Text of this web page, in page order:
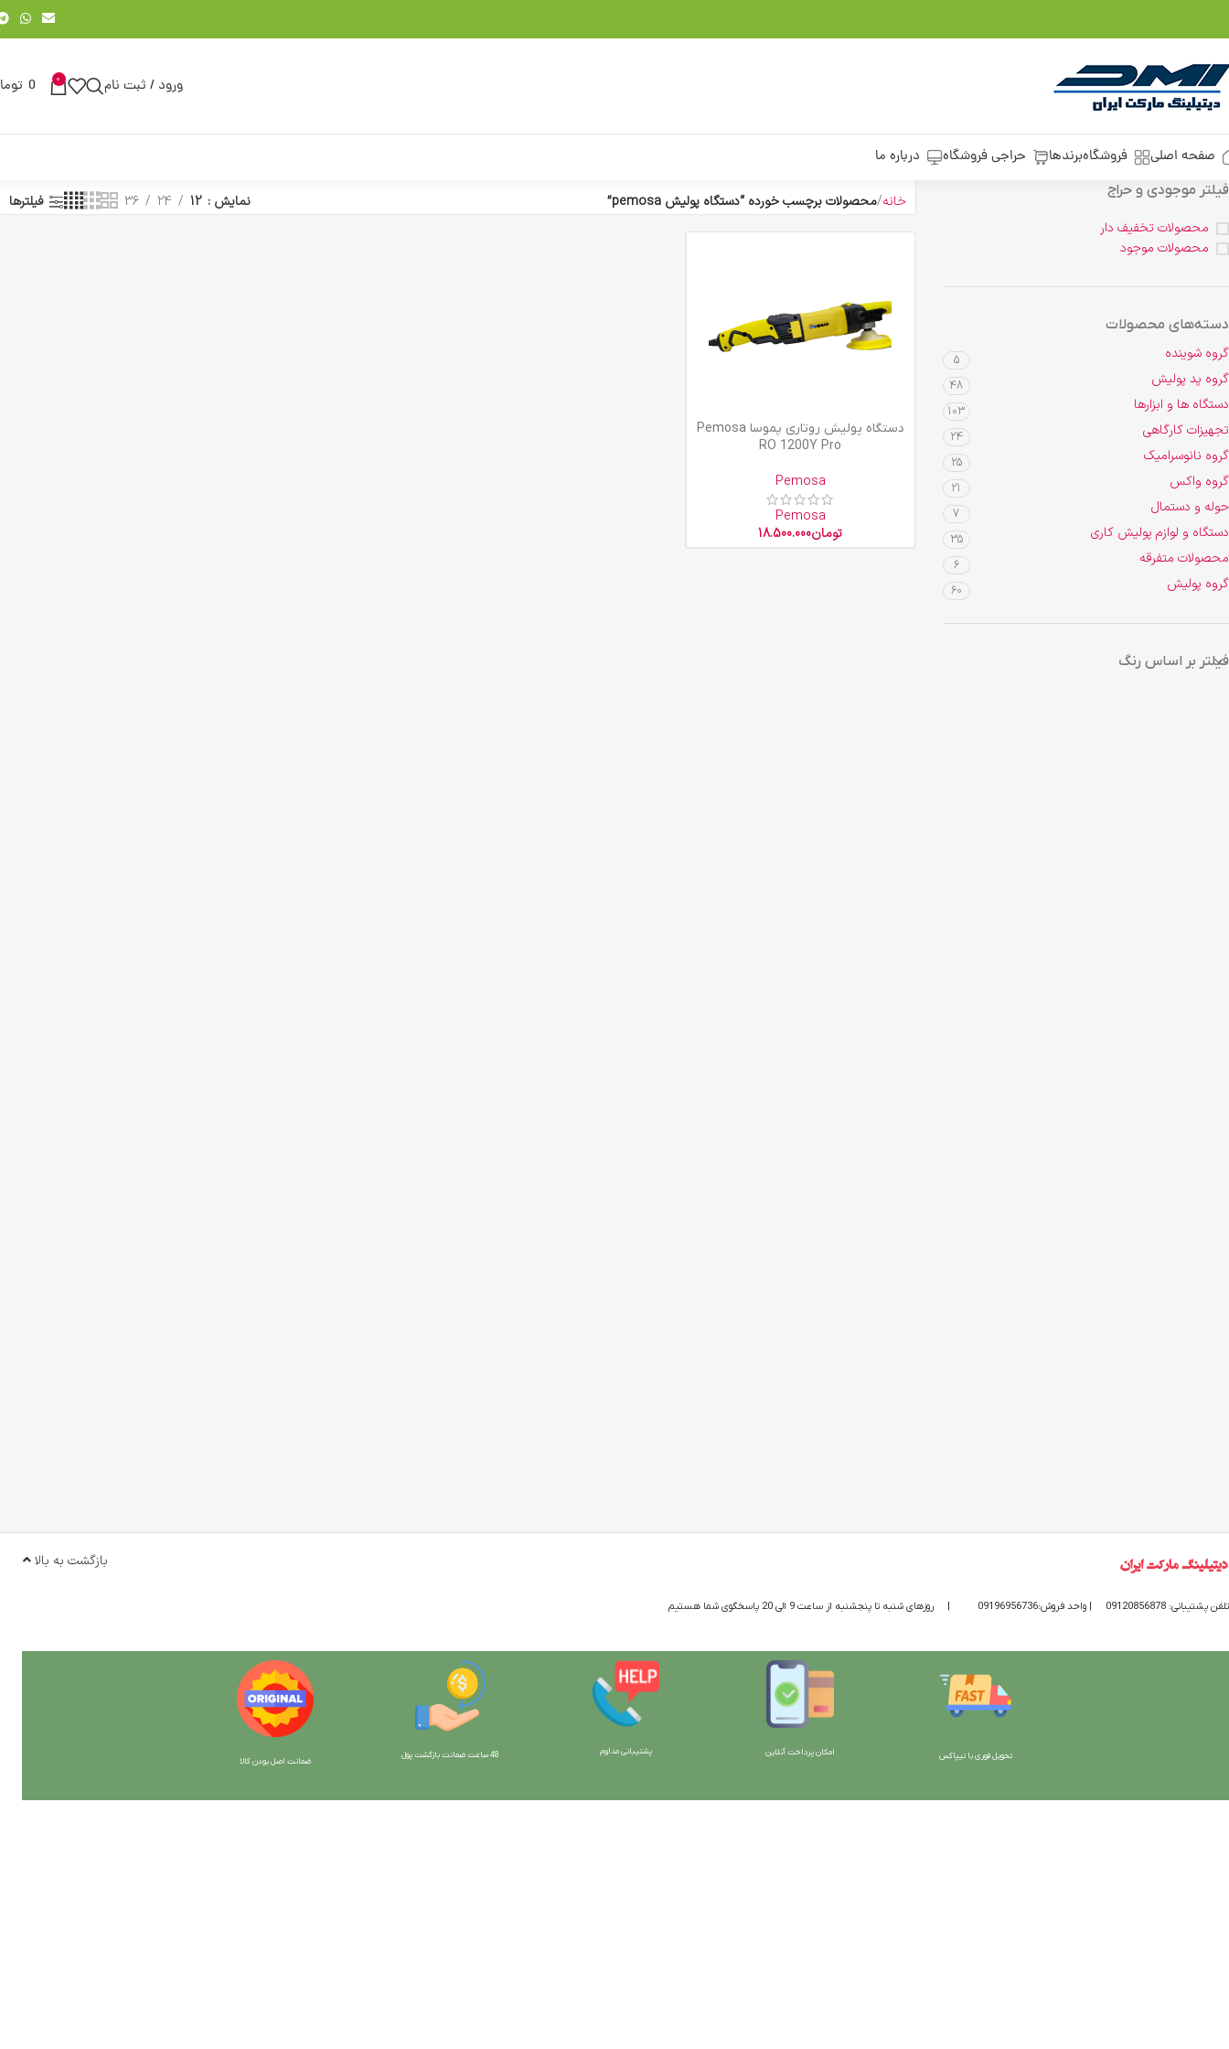
ورود / ثبت نام 0
0
صفحه اصلی فروشگاهبرندها حراجی فروشگاه درباره ما
فیلتر موجودی و حراج
محصولات تخفیف دار
محصولات موجود
دسته‌های محصولات
گروه شوینده 5
گروه پد پولیش 48
دستگاه ها و ابزارها 103
تجهیزات کارگاهی 24
گروه نانوسرامیک 25
گروه واکس 21
حوله و دستمال 7
دستگاه و لوازم پولیش کاری 35
محصولات متفرقه 6
گروه پولیش 60
فیلتر بر اساس رنگ
خانه محصولات برچسب خورده “دستگاه پولیش pemosa” نمایش 12
24
36 فیلترها
افزودن به سبد خرید
دستگاه پولیش روتاری پموسا Pemosa
RO 1200Y Pro
Pemosa
Pemosa
تومان18.500.000
تلفن پشتیبانی: 09120856878 | واحد فروش:09196956736 | روزهای شنبه تا پنجشنبه از ساعت 9 الی 20 پاسخگوی شما هستیم
بازگشت به بالا
تحویل فوری با تیپاکس امکان پرداخت آنلاین پشتیبانی مداوم 48 ساعت ضمانت بازگش ت پول
ضمانت اصل بودن کالا